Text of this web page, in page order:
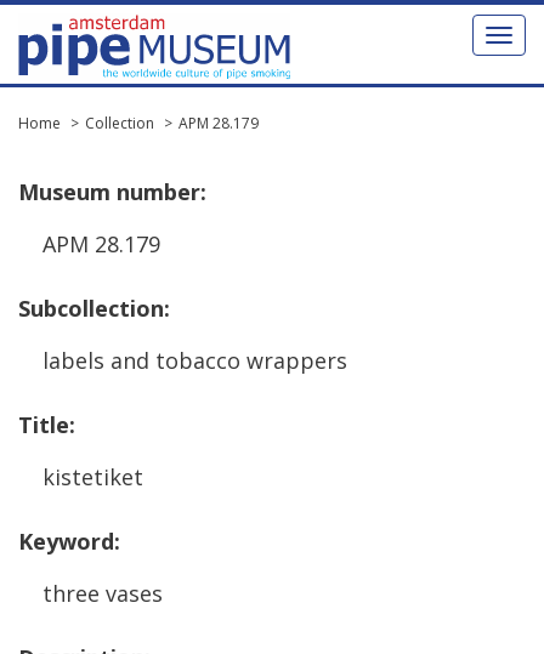
Toggle
Home Collection APM 28.179
Museum number:
APM 28.179
Subcollection:
labels and tobacco wrappers
Title:
kistetiket
Keyword:
three vases